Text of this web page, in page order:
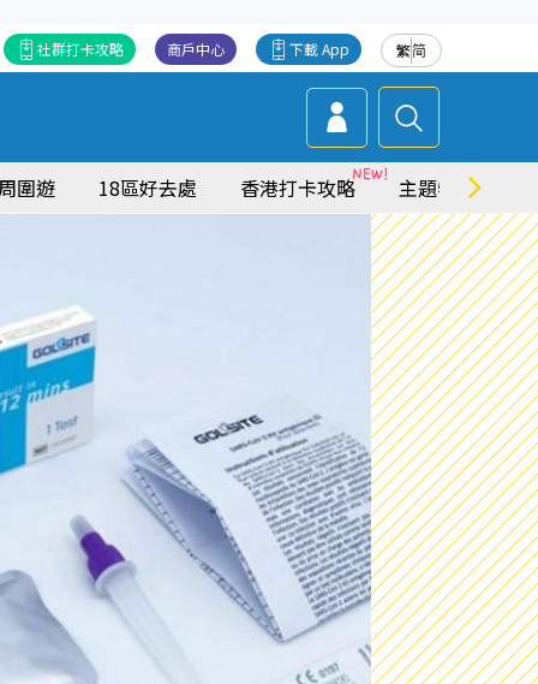
繁简
下載 App
商戶中心
社群打卡攻略
圍遊 18區好去處 香港打卡攻略 主題特集